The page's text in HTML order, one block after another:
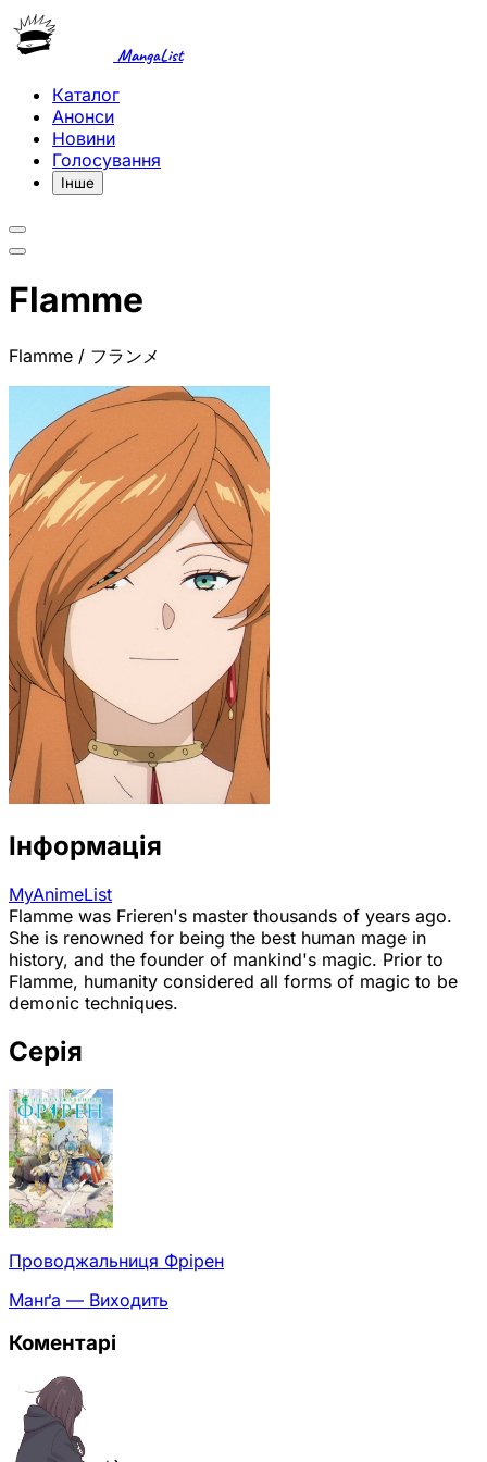
MangaList
Каталог
Анонси
Новини
Голосування
Інше
Flamme
Flamme / フランメ
Інформація
MyAnimeList
Flamme was Frieren's master thousands of years ago.
She is renowned for being the best human mage in
history, and the founder of mankind's magic. Prior to
Flamme, humanity considered all forms of magic to be
demonic techniques.
Серія
Проводжальниця Фрірен
Манґа — Виходить
Коментарі